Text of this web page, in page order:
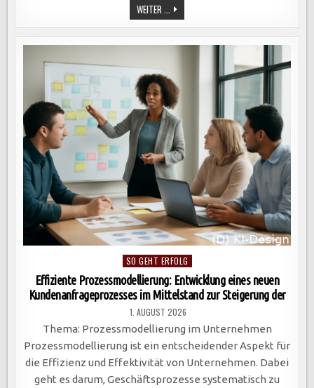
WEITER ... DEVOPS
STEIGERT
EFFIZIENZ:
SCHNELLERE
SOFTWAREBEREITSTELLUNG
AUTOMATISIERUNG,
UND
VERBESSERTE
ZUSAMMENARBEIT.
Posted
in
SO GEHT ERFOLG
Effiziente Prozessmodellierung: Entwicklung eines neuen
Kundenanfrageprozesses im Mittelstand zur Steigerung der
1. AUGUST 2026
Thema: Prozessmodellierung im Unternehmen
Prozessmodellierung ist ein entscheidender Aspekt für
die Effizienz und Effektivität von Unternehmen. Dabei
geht es darum, Geschäftsprozesse systematisch zu